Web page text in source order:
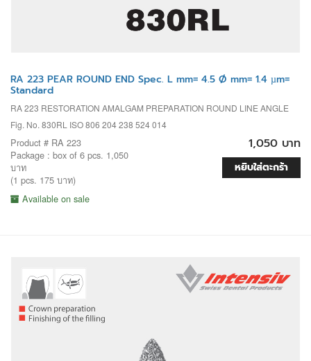
RA 223 PEAR ROUND END Spec. L mm= 4.5 Ø mm= 1.4 µm=
Standard
RA 223 RESTORATION AMALGAM PREPARATION ROUND LINE ANGLE
Fig. No. 830RL ISO 806 204 238 524 014
Product # RA 223
Package : box of 6 pcs. 1,050
บาท
(1 pcs. 175 บาท)
Available on sale
1,050 บาท
หยิบใส่ตะกร้า